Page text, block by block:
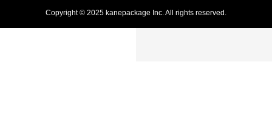
Copyright © 2025 kanepackage Inc. All rights reserved.